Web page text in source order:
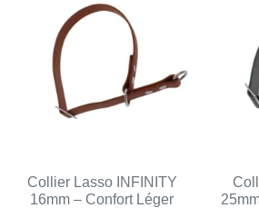
Collier Lasso INFINITY
16mm – Confort Léger